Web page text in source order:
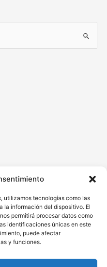
utilizamos tecnologías como las
la información del dispositivo. El
permitirá procesar datos como
identificaciones únicas en este
puede afectar
y funciones.